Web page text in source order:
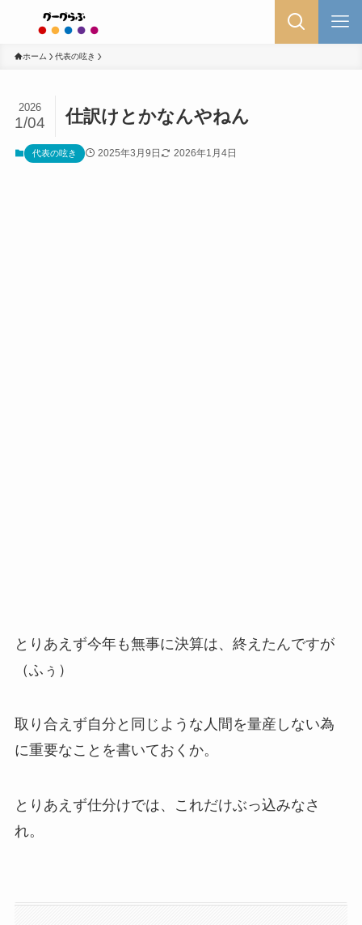
ホーム 代表の呟き
仕訳けとかなんやねん
2026
1/04
代表の呟き 2025年3月9日 2026年1月4日
とりあえず今年も無事に決算は、終えたんですが
（ふぅ）
取り合えず自分と同じような人間を量産しない為
に重要なことを書いておくか。
とりあえず仕分けでは、これだけぶっ込みなさ
れ。